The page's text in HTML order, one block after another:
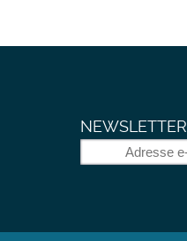
NEWSLETTER